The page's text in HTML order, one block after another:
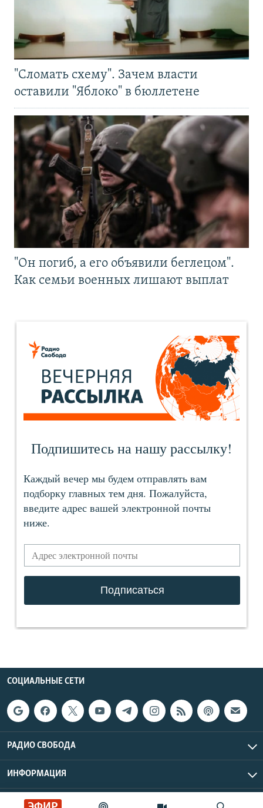
"Сломать схему". Зачем власти
оставили "Яблоко" в бюллетене
"Он погиб, а его объявили беглецом".
Как семьи военных лишают выплат
СОЦИАЛЬНЫЕ СЕТИ
РАДИО СВОБОДА
ИНФОРМАЦИЯ
Радио Свобода © 2026 RFE/RL, Inc. | Все права защищены.